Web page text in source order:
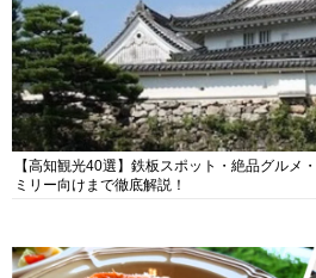
【高知観光40選】鉄板スポット・絶品グルメ
ミリー向けまで徹底解説！